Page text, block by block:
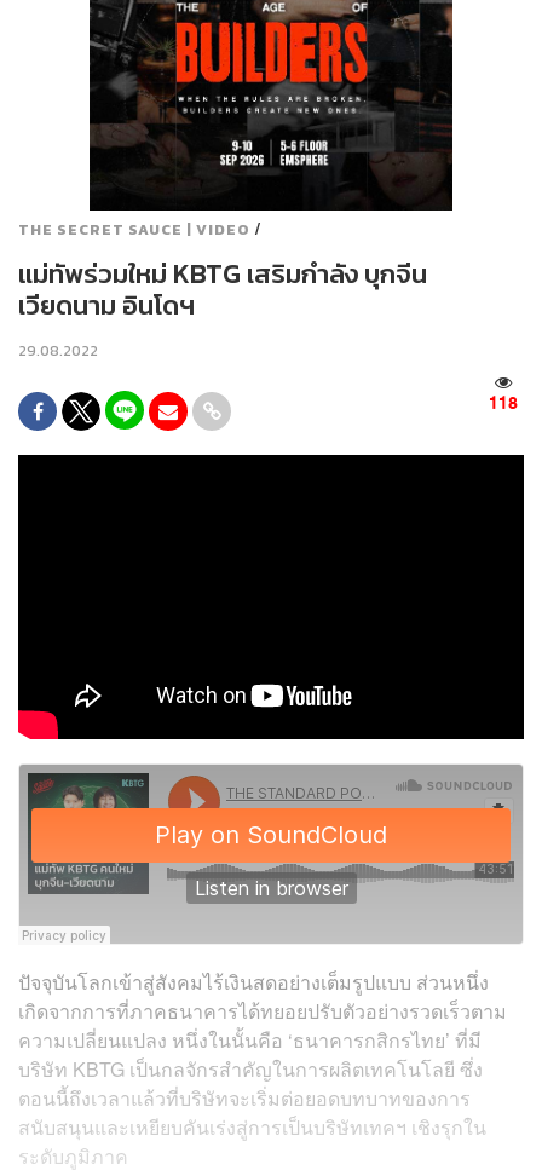
THE SECRET SAUCE | VIDEO /
แม่ทัพร่วมใหม่ KBTG เสริมกำลัง บุกจีน
เวียดนาม อินโดฯ
29.08.2022
118
ปัจจุบันโลกเข้าสู่สังคมไร้เงินสดอย่างเต็มรูปแบบ ส่วนหนึ่ง
เกิดจากการที่ภาคธนาคารได้ทยอยปรับตัวอย่างรวดเร็วตาม
ความเปลี่ยนแปลง หนึ่งในนั้นคือ ‘ธนาคารกสิกรไทย’ ที่มี
บริษัท KBTG เป็นกลจักรสำคัญในการผลิตเทคโนโลยี ซึ่ง
ตอนนี้ถึงเวลาแล้วที่บริษัทจะเริ่มต่อยอดบทบาทของการ
สนับสนุนและเหยียบคันเร่งสู่การเป็นบริษัทเทคฯ เชิงรุกใน
ระดับภูมิภาค